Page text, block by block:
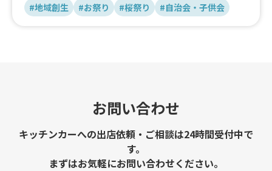
#地域創生 #お祭り #桜祭り #自治会・子供会
お問い合わせ
キッチンカーへの出店依頼・ご相談は24時間受付中で
す。
まずはお気軽にお問い合わせください。